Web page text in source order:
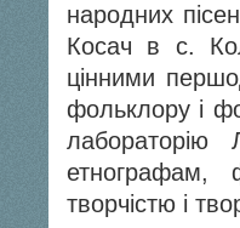
народних
Косач в с.
цінними
фольклору і
лабораторію
етнографам,
творчістю і